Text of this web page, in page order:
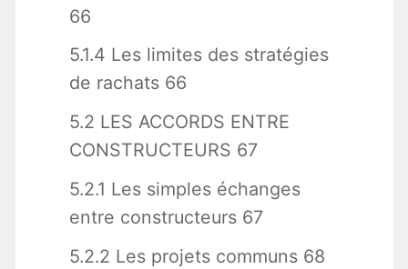
66
5.1.4 Les limites des stratégies
de rachats 66
5.2 LES ACCORDS ENTRE
CONSTRUCTEURS 67
5.2.1 Les simples échanges
entre constructeurs 67
5.2.2 Les projets communs 68